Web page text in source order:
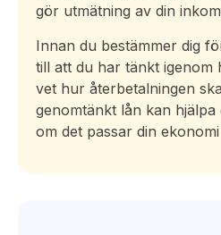
gör utmätning av din
Innan du bestämmer dig
till att du har tänkt igenom
vet hur återbetalningen
genomtänkt lån kan
om det passar din